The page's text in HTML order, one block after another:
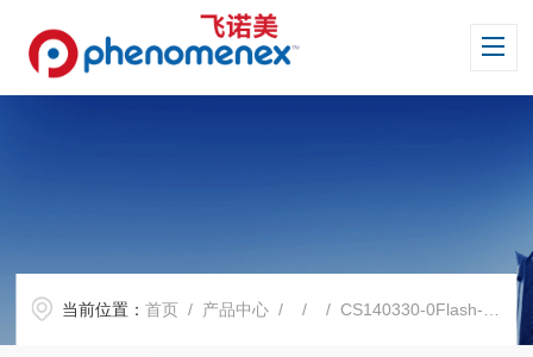
当前位置：首页 / 产品中心 / / / CS140330-0Flash-硅胶